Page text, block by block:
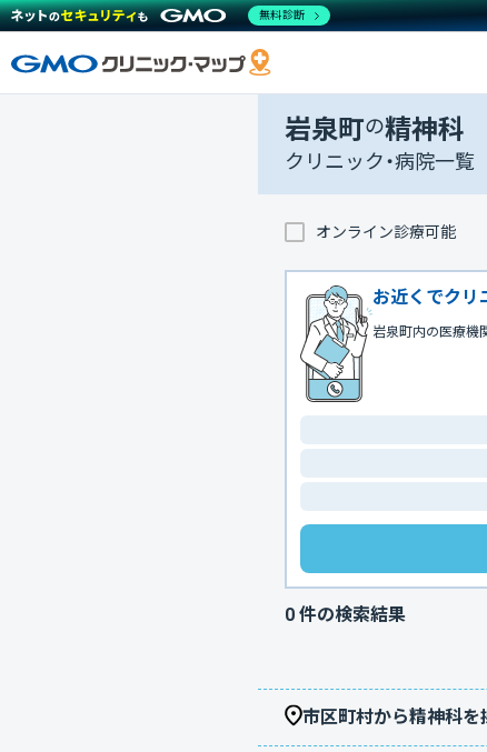
岩泉町の精神科
クリニック・病院一覧
オンライン診療可能
お近くでクリ
岩泉町内の医療機
0 件の検索結果
市区町村から精神科を
無料診断